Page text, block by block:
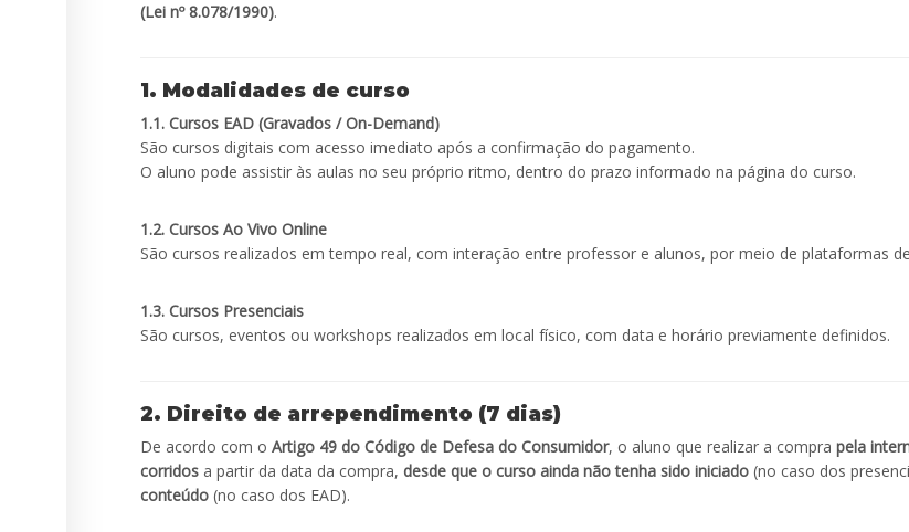
(Lei nº 8.078/1990).
1. Modalidades de curso
1.1. Cursos EAD (Gravados / On-Demand)
São cursos digitais com acesso imediato após a confirmação do pagamento.
O aluno pode assistir às aulas no seu próprio ritmo, dentro do prazo informado na página do curso.
1.2. Cursos Ao Vivo Online
São cursos realizados em tempo real, com interação entre professor e alunos, por meio de plataformas
1.3. Cursos Presenciais
São cursos, eventos ou workshops realizados em local físico, com data e horário previamente definidos.
2. Direito de arrependimento (7 dias)
De acordo com o Artigo 49 do Código de Defesa do Consumidor, o aluno que realizar a compra pela
corridos a partir da data da compra, desde que o curso ainda não tenha sido iniciado (no caso dos
conteúdo (no caso dos EAD).